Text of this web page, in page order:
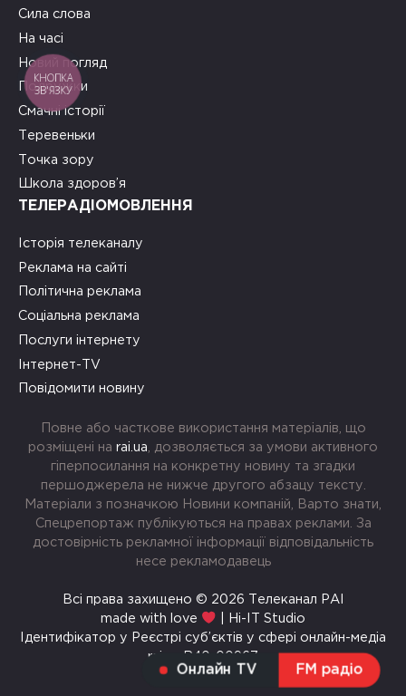
Онлайн TV FM радіо
Сила слова
На часі
Новий погляд
Подружки
Смачні історії
Теревеньки
Точка зору
Школа здоров’я
ТЕЛЕРАДІОМОВЛЕННЯ
Історія телеканалу
Реклама на сайті
Політична реклама
Соціальна реклама
Послуги інтернету
Інтернет-TV
Повідомити новину
Повне або часткове використання матеріалів, що
розміщені на rai.ua , дозволяється за умови активного
гіперпосилання на конкретну новину та згадки
першоджерела не нижче другого абзацу тексту.
Матеріали з позначкою Новини компаній, Варто знати,
Спецрепортаж публікуються на правах реклами. За
достовірність рекламної інформації відповідальність
несе рекламодавець
Всі права захищено © 2026 Телеканал РАІ
made with love
| Hi-IT Studio
Ідентифікатор у Реєстрі суб’єктів у сфері онлайн-медіа
rai.ua R40-00967
КНОПКА
ЗВ'ЯЗКУ